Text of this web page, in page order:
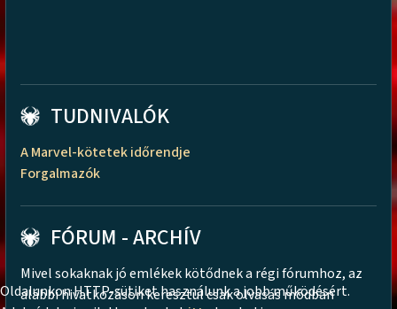
TUDNIVALÓK
A Marvel-kötetek időrendje
Forgalmazók
FÓRUM - ARCHÍV
Mivel sokaknak jó emlékek kötődnek a régi fórumhoz, az
alábbi hivatkozáson keresztül csak olvasás módban
Oldalunkon HTTP-sütiket használunk a jobb működésért.